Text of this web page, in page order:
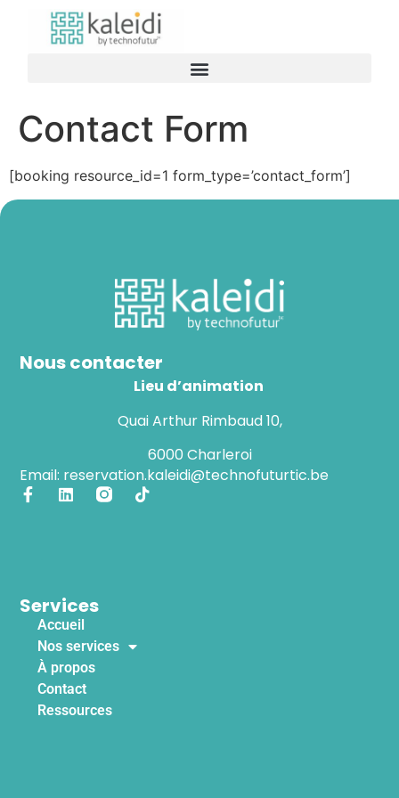
Contact Form
[booking resource_id=1 form_type=’contact_form’]
Services
Accueil
Nos services
À propos
Contact
Ressources
Nous contacter
Lieu d’animation
Quai Arthur Rimbaud 10,
6000 Charleroi
Email: reservation.kaleidi@technofuturtic.be